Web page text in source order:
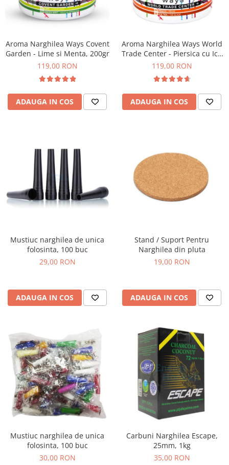
Aroma Narghilea Ways Covent
Garden - Lime si Menta, 200gr
119,00 RON
ADAUGA IN COS
Aroma Narghilea Ways World
Trade Center - Piersica cu Ice
Tea, 200gr
119,00 RON
ADAUGA IN COS
Mustiuc narghilea de unica
folosinta, 100 buc
29,00 RON
ADAUGA IN COS
Stand / Suport Pentru
Narghilea din pluta
19,00 RON
ADAUGA IN COS
Mustiuc narghilea de unica
folosinta, 100 buc
30,00 RON
Carbuni Narghilea Escape,
25mm, 1kg
35,00 RON